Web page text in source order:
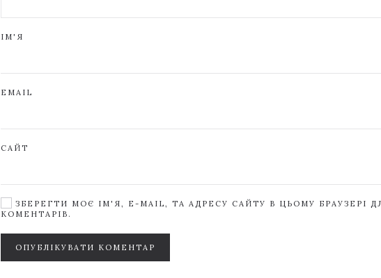
ІМ'Я
EMAIL
САЙТ
ЗБЕРЕГТИ МОЄ ІМ'Я, E-MAIL, ТА АДРЕСУ САЙТУ В ЦЬОМУ БРАУЗЕРІ
КОМЕНТАРІВ.
ОПУБЛІКУВАТИ КОМЕНТАР